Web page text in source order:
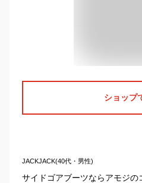
ショップ
JACKJACK(40代・男性)
サイドゴアブーツならアモジの